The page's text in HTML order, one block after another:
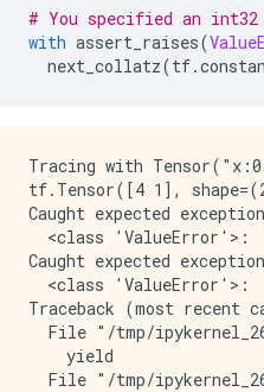
# You specified an
with assert_raises(
next_collatz(tf.
Tracing with
tf.Tensor([4 1],
Caught expected exception
  <class 'ValueError'>:
Caught expected exception
  <class 'ValueError'>:
Traceback (most
File "/tmp/
    yield
File "/tmp/